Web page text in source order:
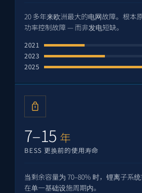
20 多年来欧洲最大的电网故障。根本
功率控制故障 — 而非发电短缺。
2021
2023
2025
7–15 年
BESS 更换前的使用寿命
当剩余容量为 70–80% 时，锂离子系
在单一基础设施周期内。